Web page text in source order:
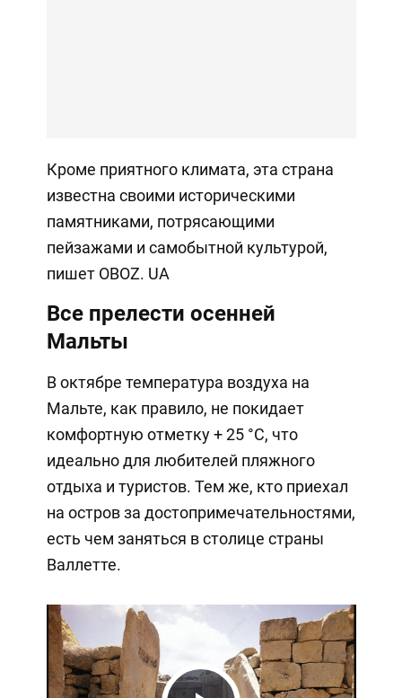
Кроме приятного климата, эта страна
известна своими историческими
памятниками, потрясающими
пейзажами и самобытной культурой,
пишет OBOZ. UA
Все прелести осенней
Мальты
В октябре температура воздуха на
Мальте, как правило, не покидает
комфортную отметку + 25 °C, что
идеально для любителей пляжного
отдыха и туристов. Тем же, кто приехал
на остров за достопримечательностями,
есть чем заняться в столице страны
Валлетте.